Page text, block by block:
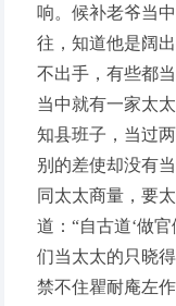
响。候补老爷当
往，知道他是阔
不出手，有些都
当中就有一家太
知县班子，当过
别的差使却没有
同太太商量，要
道：“自古道‘做
们当太太的只晓
禁不住瞿耐庵左